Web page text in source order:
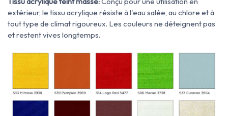
extérieur, le tissu acrylique résiste à l'eau salée, au chlore et à
tout type de climat rigoureux. Les couleurs ne déteignent pas
et restent vives longtemps.